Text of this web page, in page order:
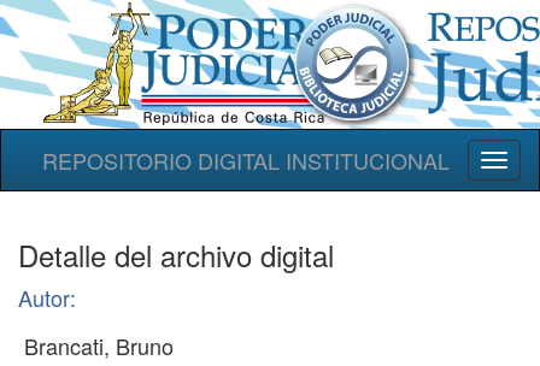
REPOSITORIO DIGITAL INSTITUCIONAL
Detalle del archivo digital
Autor: